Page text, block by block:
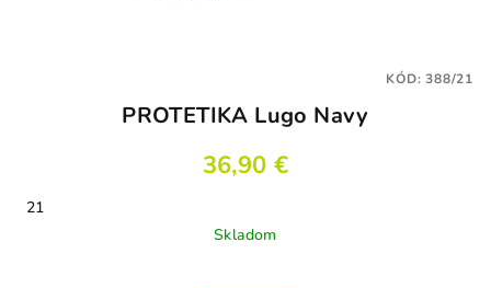
PROTETIKA Lugo Navy
36,90 €
21
Skladom
KÓD:388/21